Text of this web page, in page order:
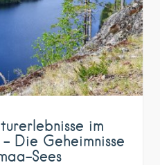
im
Die Geheimnisse
Sees